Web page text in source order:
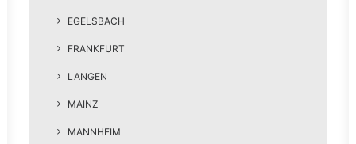
EGELSBACH
FRANKFURT
LANGEN
MAINZ
MANNHEIM